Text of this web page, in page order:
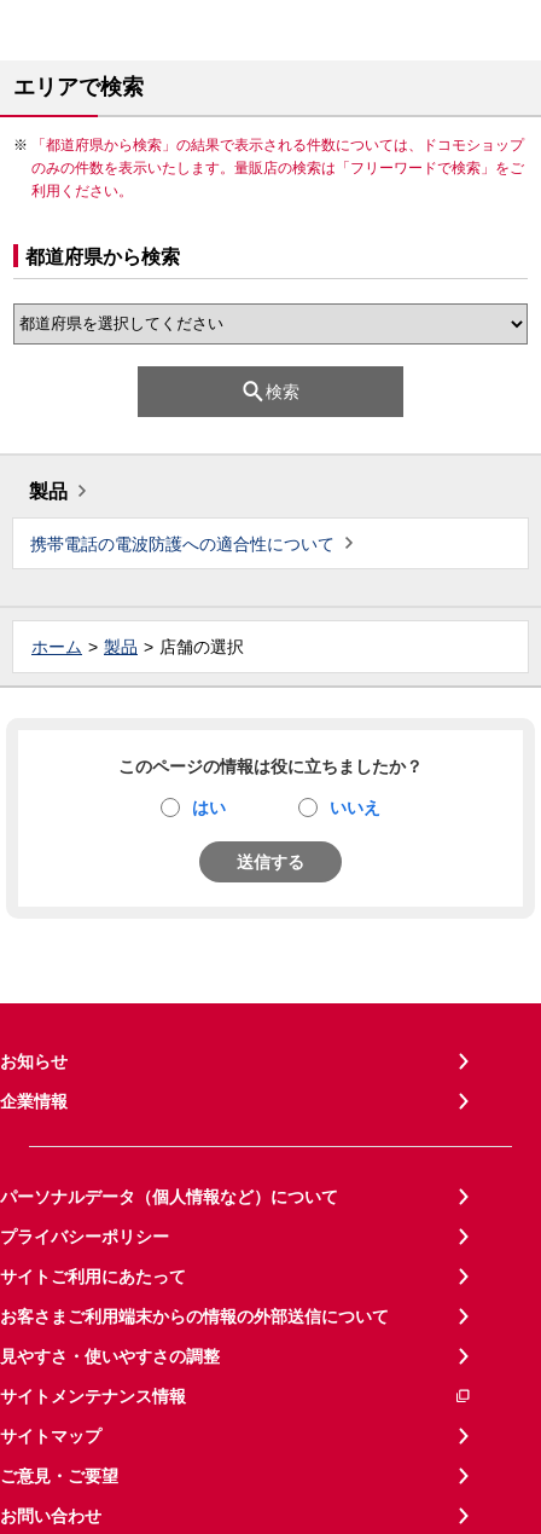
エリアで検索
「都道府県から検索」の結果で表示される件数については、ドコモショップ
のみの件数を表示いたします。量販店の検索は「フリーワードで検索」をご
利用ください。
都道府県から検索
検索
製品
携帯電話の電波防護への適合性について
ホーム 製品 店舗の選択
このページの情報は役に立ちましたか？
はい いいえ
送信する
お知らせ
企業情報
パーソナルデータ（個人情報など）について
プライバシーポリシー
サイトご利用にあたって
お客さまご利用端末からの情報の外部送信について
見やすさ・使いやすさの調整
サイトメンテナンス情報
サイトマップ
ご意見・ご要望
お問い合わせ